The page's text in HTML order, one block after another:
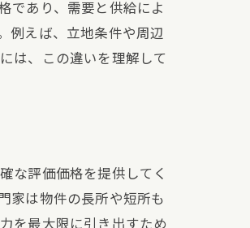
であり、需要と供給によ
例えば、立地条件や周辺
は、この違いを理解して
な評価価格を提供してく
家は物件の長所や短所も
を最大限に引き出すため